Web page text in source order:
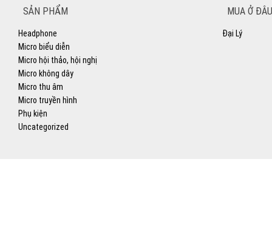
SẢN PHẨM
Headphone
Micro biểu diễn
Micro hội thảo, hội nghị
Micro không dây
Micro thu âm
Micro truyền hình
Phụ kiện
Uncategorized
MUA Ở
Đại Lý